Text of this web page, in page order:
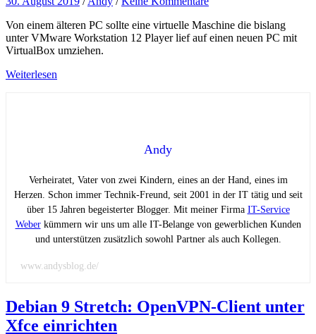
Von einem älteren PC sollte eine virtuelle Maschine die bislang
unter VMware Workstation 12 Player lief auf einen neuen PC mit
VirtualBox umziehen.
Weiterlesen
Andy
Verheiratet, Vater von zwei Kindern, eines an der Hand, eines im
Herzen. Schon immer Technik-Freund, seit 2001 in der IT tätig und seit
über 15 Jahren begeisterter Blogger. Mit meiner Firma IT-Service
Weberkümmern wir uns um alle IT-Belange von gewerblichen Kunden
und unterstützen zusätzlich sowohl Partner als auch Kollegen.
www.andysblog.de/
Debian 9 Stretch: OpenVPN-Client unter
Xfce einrichten